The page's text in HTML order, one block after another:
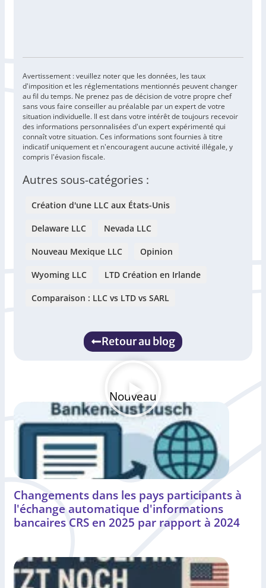
Avertissement : veuillez noter que les données, les taux
d'imposition et les réglementations mentionnés peuvent changer
au fil du temps. Ne prenez pas de décision de votre propre chef
sans vous faire conseiller au préalable par un expert de votre
situation individuelle. Il est dans votre intérêt de toujours recevoir
des informations personnalisées d'un expert expérimenté qui
connaît votre situation. Ces informations sont fournies à titre
indicatif uniquement et n'encouragent aucune activité illégale, y
compris l'évasion fiscale.
Autres sous-catégories :
Création d'une LLC aux États-Unis
Delaware LLC Nevada LLC
Nouveau Mexique LLC Opinion
Wyoming LLC LTD Création en Irlande
Comparaison : LLC vs LTD vs SARL
Retour au blog
Nouveau
Changements dans les pays participants à
l'échange automatique d'informations
bancaires CRS en 2025 par rapport à 2024